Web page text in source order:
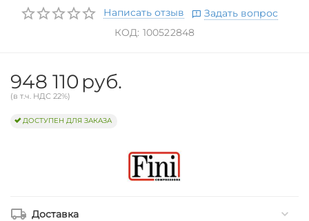
Написать отзыв
Задать вопрос
КОД: 100522848
948 110 руб.
(в т.ч. НДС 22%)
ДОСТУПЕН ДЛЯ ЗАКАЗА
Доставка